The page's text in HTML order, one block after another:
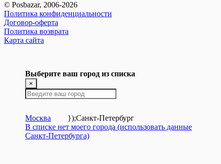
© Posbazar, 2006-2026
Политика конфиденциальности
Договор-оферта
Политика возврата
Карта сайта
Выберите ваш город из списка
×
Москва });Санкт-Петербург
В списке нет моего города (использовать данные
Санкт-Петербурга)